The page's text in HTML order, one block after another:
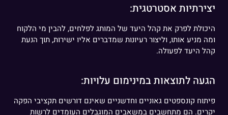
יצירתיות אסטרטגית:
היכולת לפרק את קהל היעד של המותג לפלחים, להבין מי הלקוח
ומה מניע אותו, וליצור רעיונות שמדברים אליו ישירות, תוך הנעת
קהל היעד לפעולה.
הגעה לתוצאות במינימום עלויות:
פיתוח קונספטים גאוניים וחדשניים שאינם דורשים תקציבי הפקה
יקרים. הם מתחשבים במשאבים המוגבלים העומדים לרשות